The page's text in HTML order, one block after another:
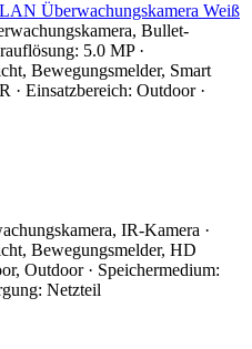
Überwachungskamera Weiß
Bullet-
5.0 MP ·
Bewegungsmelder, Smart
Einsatzbereich: Outdoor ·
IR-Kamera ·
Bewegungsmelder, HD
Outdoor · Speichermedium:
Netzteil